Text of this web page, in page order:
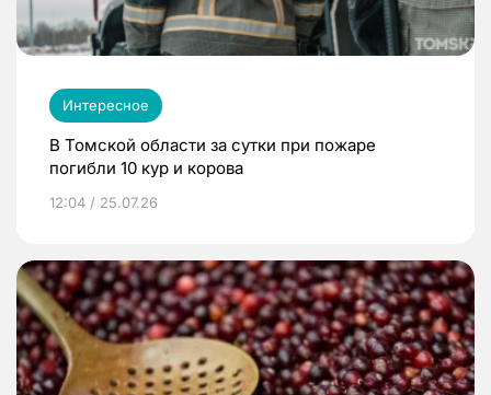
Интересное
В Томской области за сутки при пожаре
погибли 10 кур и корова
12:04 / 25.07.26